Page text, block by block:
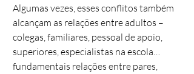
Algumas vezes, esses conflitos também
alcançam as relações entre adultos –
colegas, familiares, pessoal de apoio,
superiores, especialistas na escola…
fundamentais relações entre pares,